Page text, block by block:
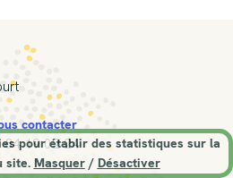
contacter
84 19 02 24
pour établir des statistiques sur la
site. Masquer/ Désactiver